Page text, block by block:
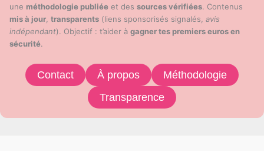
une méthodologie publiée et des sources vérifiées. Contenus
mis à jour, transparents (liens sponsorisés signalés, avis
indépendant). Objectif : t’aider à gagner tes premiers euros en
sécurité.
Contact À propos
Méthodologie
Transparence